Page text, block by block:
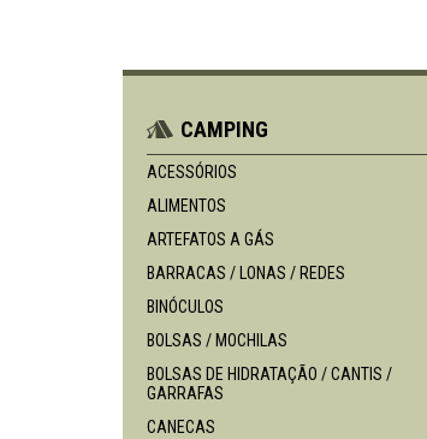
CAMPING
ACESSÓRIOS
ALIMENTOS
ARTEFATOS A GÁS
BARRACAS / LONAS / REDES
BINÓCULOS
BOLSAS / MOCHILAS
BOLSAS DE HIDRATAÇÃO / CANTIS /
GARRAFAS
CANECAS